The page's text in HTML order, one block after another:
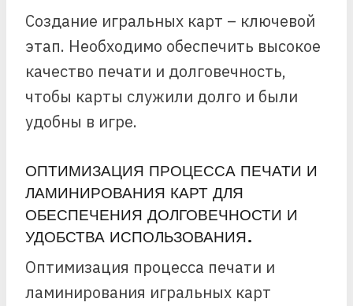
Создание игральных карт – ключевой
этап. Необходимо обеспечить высокое
качество печати и долговечность,
чтобы карты служили долго и были
удобны в игре.
ОПТИМИЗАЦИЯ ПРОЦЕССА ПЕЧАТИ И
ЛАМИНИРОВАНИЯ КАРТ ДЛЯ
ОБЕСПЕЧЕНИЯ ДОЛГОВЕЧНОСТИ И
УДОБСТВА ИСПОЛЬЗОВАНИЯ.
Оптимизация процесса печати и
ламинирования игральных карт